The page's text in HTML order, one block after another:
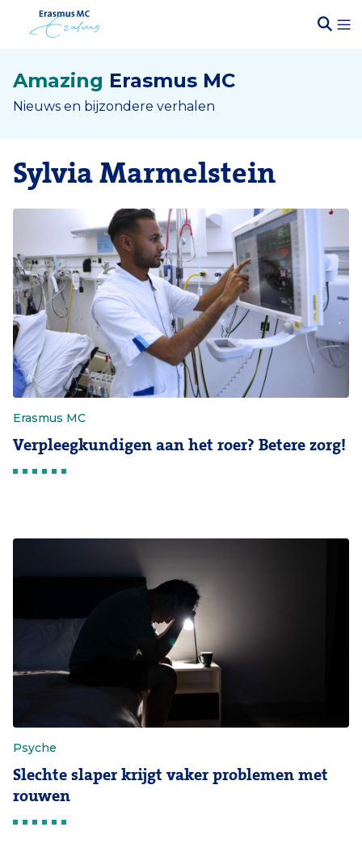
Amazing Erasmus MC
Nieuws en bijzondere verhalen
Sylvia Marmelstein
Erasmus MC
Verpleegkundigen aan het roer? Betere zorg!
Psyche
Slechte slaper krijgt vaker problemen met
rouwen